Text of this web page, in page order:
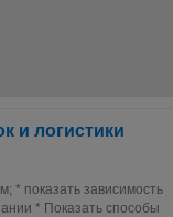
и логистики
* показать зависимость
* Показать способы